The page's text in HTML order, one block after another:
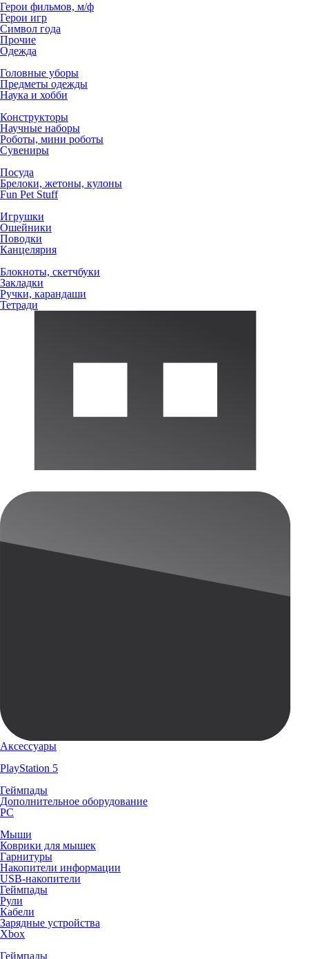
Герои фильмов, м/ф
Герои игр
Символ года
Прочие
Одежда
Головные уборы
Предметы одежды
Наука и хобби
Конструкторы
Научные наборы
Роботы, мини роботы
Сувениры
Посуда
Брелоки, жетоны, кулоны
Fun Pet Stuff
Игрушки
Ошейники
Поводки
Канцелярия
Блокноты, скетчбуки
Закладки
Ручки, карандаши
Тетради
Аксессуары
PlayStation 5
Геймпады
Дополнительное оборудование
PC
Мыши
Коврики для мышек
Гарнитуры
Накопители информации
USB-накопители
Геймпады
Рули
Кабели
Зарядные устройства
Xbox
Геймпады